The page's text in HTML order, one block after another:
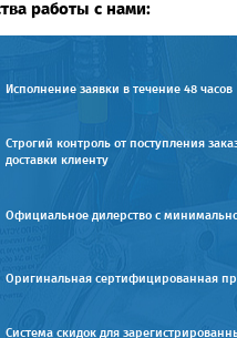
работы с нами:
Исполнение заявки в течение 48 часов
Строгий контроль от поступления
доставки клиенту
Официальное дилерство с
Оригинальная сертифицированная
Система скидок для